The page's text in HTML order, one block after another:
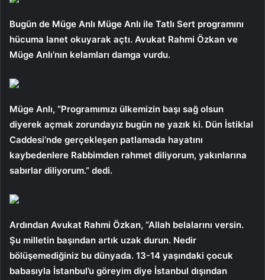
Bugün de Müge Anlı Müge Anlı ile Tatlı Sert programını
hücuma lanet okuyarak açtı. Avukat Rahmi Özkan ve
Müge Anlı’nın kelamları damga vurdu.
Müge Anlı, “Programımızı ülkemizin başı sağ olsun
diyerek açmak zorundayız bugün ne yazık ki. Dün İstiklal
Caddesi’nde gerçekleşen patlamada hayatını
kaybedenlere Rabbimden rahmet diliyorum, yakınlarına
sabırlar diliyorum.” dedi.
Ardından Avukat Rahmi Özkan, “Allah belalarını versin.
Şu milletin başından artık uzak durun. Nedir
bölüşemediğiniz bu dünyada. 13-14 yaşındaki çocuk
babasıyla İstanbul’u göreyim diye İstanbul dışından